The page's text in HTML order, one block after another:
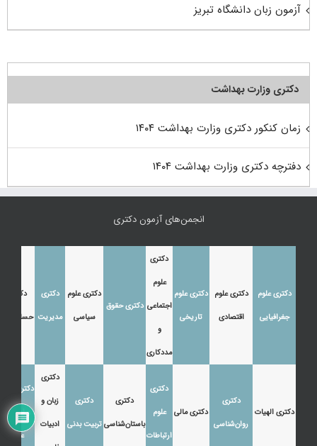
آزمون زبان دانشگاه تبریز
دکتری وزارت بهداشت
زمان کنکور دکتری وزارت بهداشت ۱۴۰۴
دفترچه دکتری وزارت بهداشت ۱۴۰۴
انجمن‌های آزمون دکتری
دکتری علوم
جغرافیایی
دکتری علوم
اقتصادی
دکتری علوم
تاریخی
دکتری
علوم
اجتماعی
و
مددکاری
دکتری حقوق
دکتری علوم
سیاسی
دکتری
مدیریت
دکتری
حسابداری
دکتری الهیات
دکتری
روان‌شناسی
دکتری مالی
دکتری
علوم
ارتباطات
دکتری
باستان‌شناسی
دکتری
تربیت بدنی
دکتری
زبان و
ادبیات
دکتری زبان
و ادبیات
عرب